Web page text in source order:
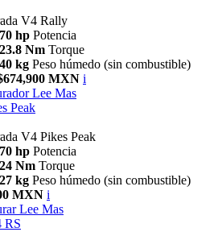
V4 Rally
hp Potencia
Nm Torque
kg Peso húmedo (sin combustible)
MXN i
Lee Mas
Peak
V4 Pikes Peak
hp Potencia
Nm Torque
kg Peso húmedo (sin combustible)
MXN i
Lee Mas
RS